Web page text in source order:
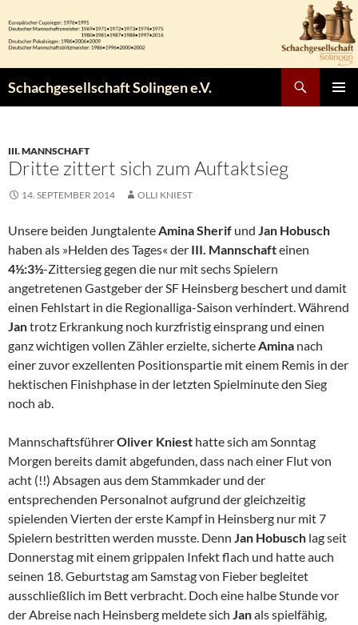
Inhalt
springen
Schachgesellschaft Solingen e.V.
III. MANNSCHAFT
Dritte zittert sich zum Auftaktsieg
14. SEPTEMBER 2014 OLLI KNIEST
Unsere beiden JungtalenteAmina Sherif und Jan Hobusch
haben als »Helden des Tages« der III. Mannschafteinen
4½:3½-Zittersieg gegen die nur mit sechs Spielern
angetretenen Gastgeber der SF Heinsberg beschert und damit
einen Fehlstart in die Regionalliga-Saison verhindert. Während
Jantrotz Erkrankung noch kurzfristig einsprang und einen
ganz wichtigen vollen Zähler erzielte, sicherteAmina nach
einer zuvor exzellenten Positionspartie mit einem Remis in der
hektischen Finishphase in der letzten Spielminute den Sieg
noch ab.
MannschaftsführerOliver Kniest hatte sich am Sonntag
Morgen bereits damit abgefunden, dass nach einer Flut von
acht (!!) Absagen aus dem Stammkader und der
entsprechenden Personalnot aufgrund der gleichzeitig
spielenden Vierten der erste Kampf in Heinsberg nur mit 7
Spielern bestritten werden musste. Denn Jan Hobusch lag seit
Donnerstag mit einem grippalen Infekt flach und hatte auch
seinen 18. Geburtstag am Samstag von Fieber begleitet
ausschließlich im Bett verbracht. Doch eine halbe Stunde vor
der Abreise nach Heinsberg meldete sich Janals spielfähig,